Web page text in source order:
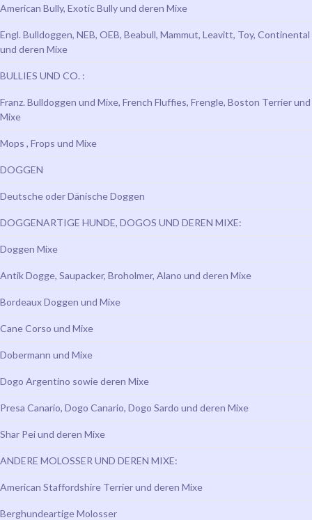
American Bully, Exotic Bully und deren Mixe
Engl. Bulldoggen, NEB, OEB, Beabull, Mammut, Leavitt, Toy, Continental
und deren Mixe
BULLIES UND CO. :
Franz. Bulldoggen und Mixe, French Fluffies, Frengle, Boston Terrier und
Mixe
Mops , Frops und Mixe
DOGGEN
Deutsche oder Dänische Doggen
DOGGENARTIGE HUNDE, DOGOS UND DEREN MIXE:
Doggen Mixe
Antik Dogge, Saupacker, Broholmer, Alano und deren Mixe
Bordeaux Doggen und Mixe
Cane Corso und Mixe
Dobermann und Mixe
Dogo Argentino sowie deren Mixe
Presa Canario, Dogo Canario, Dogo Sardo und deren Mixe
Shar Pei und deren Mixe
ANDERE MOLOSSER UND DEREN MIXE:
American Staffordshire Terrier und deren Mixe
Berghundeartige Molosser